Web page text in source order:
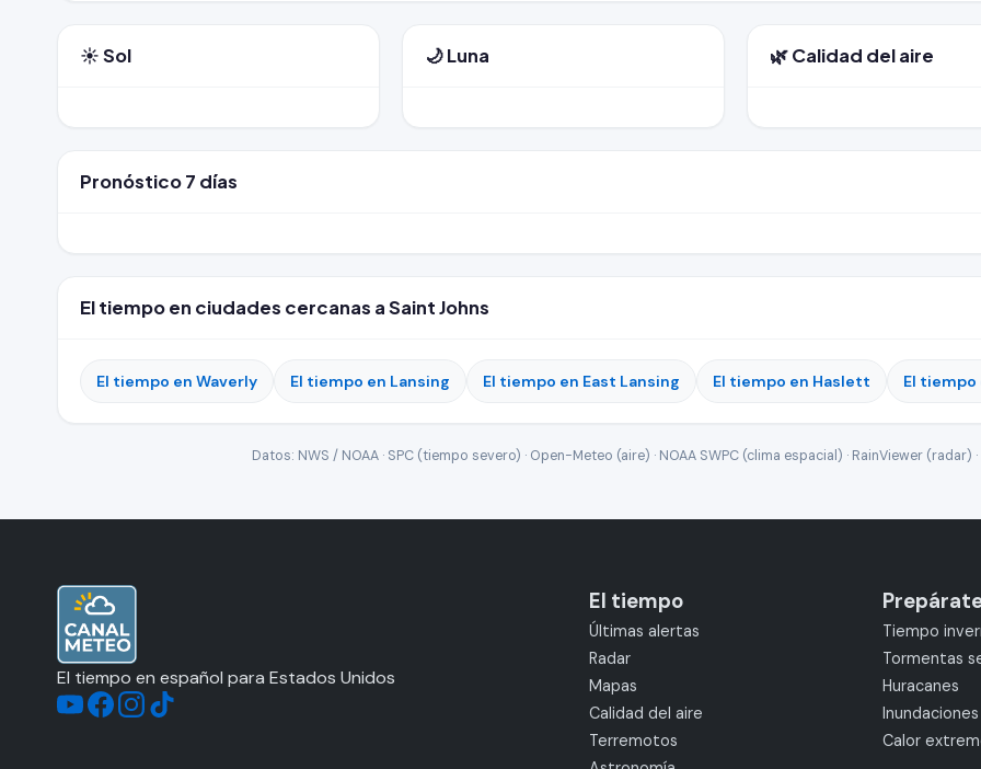
☀️ Sol 🌙 Luna 🌿 Calidad del aire
Pronóstico 7 días
El tiempo en ciudades cercanas a Saint Johns
El tiempo en Waverly El tiempo en Lansing El tiempo en East Lansing El tiempo en Haslett El tiempo
Datos: NWS / NOAA · SPC (tiempo severo) · Open-Meteo (aire) · NOAA SWPC (clima espacial) · RainViewer (radar)
El tiempo en español para Estados Unidos
El tiempo
Últimas alertas
Radar
Mapas
Calidad del aire
Terremotos
Tiempo
Tormentas
Huracanes
Inundaciones
Calor